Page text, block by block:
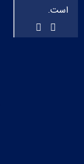
است.